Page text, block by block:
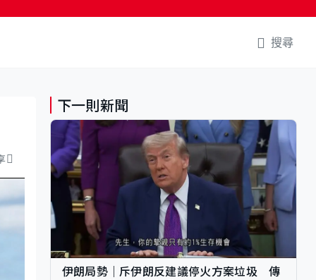
搜尋
下一則新聞
伊朗局勢｜斥伊朗反建議停火方案垃圾 傳